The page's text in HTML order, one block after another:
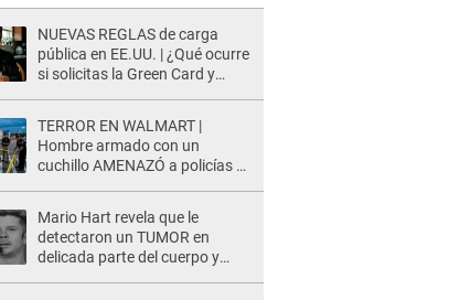
NUEVAS REGLAS de carga
pública en EE.UU. | ¿Qué ocurre
si solicitas la Green Card y
TERROR EN WALMART |
Hombre armado con un
cuchillo AMENAZÓ a policías y
Mario Hart revela que le
detectaron un TUMOR en
delicada parte del cuerpo y